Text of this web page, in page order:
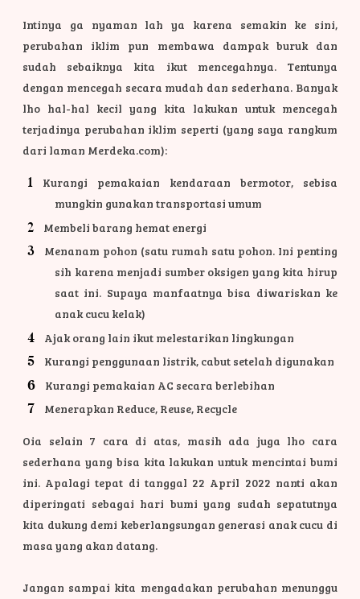
Intinya ga nyaman lah ya karena semakin ke sini,
perubahan iklim pun membawa dampak buruk dan
sudah sebaiknya kita ikut mencegahnya. Tentunya
dengan mencegah secara mudah dan sederhana. Banyak
lho hal-hal kecil yang kita lakukan untuk mencegah
terjadinya perubahan iklim seperti (yang saya rangkum
dari laman Merdeka.com):
Kurangi pemakaian kendaraan bermotor, sebisa
mungkin gunakan transportasi umum
Membeli barang hemat energi
Menanam pohon (satu rumah satu pohon. Ini penting
sih karena menjadi sumber oksigen yang kita hirup
saat ini. Supaya manfaatnya bisa diwariskan ke
anak cucu kelak)
Ajak orang lain ikut melestarikan lingkungan
Kurangi penggunaan listrik, cabut setelah digunakan
Kurangi pemakaian AC secara berlebihan
Menerapkan Reduce, Reuse, Recycle
Oia selain 7 cara di atas, masih ada juga lho cara
sederhana yang bisa kita lakukan untuk mencintai bumi
ini. Apalagi tepat di tanggal 22 April 2022 nanti akan
diperingati sebagai hari bumi yang sudah sepatutnya
kita dukung demi keberlangsungan generasi anak cucu di
masa yang akan datang.
Jangan sampai kita mengadakan perubahan menunggu